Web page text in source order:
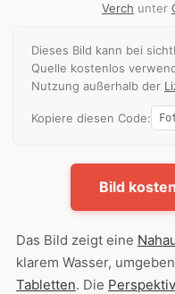
Verch unter
Dieses Bild kann bei
Quelle kostenlos
Nutzung außerhalb der
Kopiere diesen Code:
Bild
Das Bild zeigt eine
klarem Wasser,
Tabletten. Die